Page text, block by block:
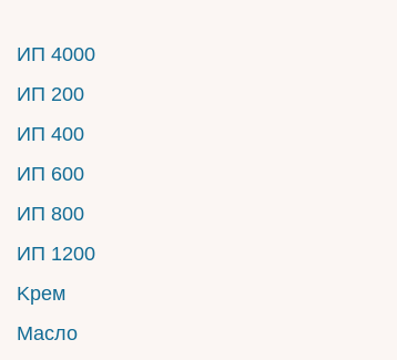
ИП 4000
ИП 200
ИП 400
ИП 600
ИП 800
ИП 1200
Kрем
Mасло